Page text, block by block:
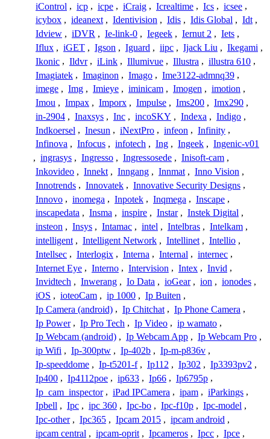
iControl , icp , icpe , iCraig , Icrealtime , Ics , icsee ,
icybox , ideanext , Identivision , Idis , Idis Global , Idt ,
Idview , iDVR , Ie-link-0 , Iegeek , Iernut 2 , Iets ,
Iflux , iGET , Igson , Iguard , iipc , Ijack Liu , Ikegami ,
Ikonic , Ildvr , iLink , Illumivue , Illustra , illustra 610 ,
Imagiatek , Imaginon , Imago , Ime3122-admnq39 ,
imege , Img , Imieye , iminicam , Imogen , imotion ,
Imou , Impax , Imporx , Impulse , Ims200 , Imx290 ,
in-2904 , Inaxsys , Inc , incoSKY , Indexa , Indigo ,
Indkoersel , Inesun , iNextPro , infeon , Infinity ,
Infinova , Infocus , infotech , Ing , Ingeek , Ingenic-v01
, ingrasys , Ingresso , Ingressosede , Inisoft-cam ,
Inkovideo , Innekt , Inngang , Innmat , Inno Vision ,
Innotrends , Innovatek , Innovative Security Designs ,
Innovo , inomega , Inpotek , Inqmega , Inscape ,
inscapedata , Insma , inspire , Instar , Instek Digital ,
insteon , Insys , Intamac , intel , Intelbras , Intelkam ,
intelligent , Intelligent Network , Intellinet , Intellio ,
Intellsec , Interlogix , Interna , Internal , internec ,
Internet Eye , Interno , Intervision , Intex , Invid ,
Invidtech , Inwerang , Io Data , ioGear , ion , ionodes ,
iOS , ioteoCam , ip 1000 , Ip Buiten ,
Ip Camera (android) , Ip Chitchat , Ip Phone Camera ,
Ip Power , Ip Pro Tech , Ip Video , ip wamato ,
Ip Webcam (android) , Ip Webcam App , Ip Webcam Pro ,
ip Wifi , Ip-300ptw , Ip-402b , Ip-m-p836v ,
Ip-speeddome , Ip-t5201-f , Ip112 , Ip302 , Ip3393pv2 ,
Ip400 , Ip4112poe , ip633 , Ip66 , Ip6795p ,
Ip_cam_inspector , iPad IPCamera , ipam , iParkings ,
Ipbell , Ipc , ipc 360 , Ipc-bo , Ipc-f10p , Ipc-model ,
Ipc-other , Ipc365 , Ipcam 2015 , ipcam android ,
ipcam central , ipcam-oprit , Ipcameros , Ipcc , Ipce ,